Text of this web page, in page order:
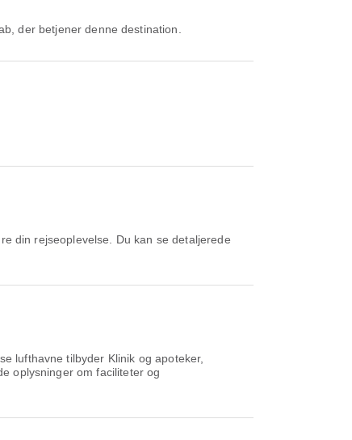
der betjener denne destination.
din rejseoplevelse. Du kan se detaljerede
lufthavne tilbyder Klinik og apoteker,
oplysninger om faciliteter og